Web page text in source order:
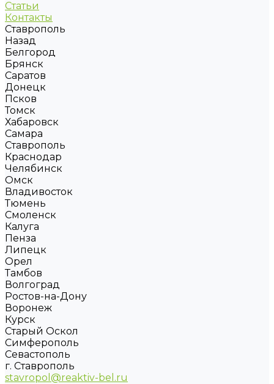
Статьи
Контакты
Ставрополь
Назад
Белгород
Брянск
Саратов
Донецк
Псков
Томск
Хабаровск
Самара
Ставрополь
Краснодар
Челябинск
Омск
Владивосток
Тюмень
Смоленск
Калуга
Пенза
Липецк
Орел
Тамбов
Волгоград
Ростов-на-Дону
Воронеж
Курск
Старый Оскол
Симферополь
Севастополь
г. Ставрополь
stavropol@reaktiv-bel.ru